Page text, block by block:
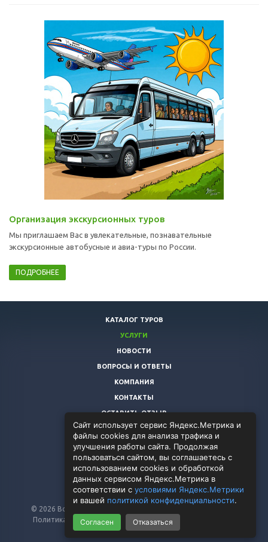
Организация экскурсионных туров
Мы приглашаем Вас в увлекательные, познавательные
экскурсионные автобусные и авиа-туры по России.
ПОДРОБНЕЕ
КАТАЛОГ ТУРОВ
УСЛУГИ
НОВОСТИ
ВОПРОСЫ И ОТВЕТЫ
КОМПАНИЯ
КОНТАКТЫ
ОСТАВИТЬ ОТЗЫВ
8 (8172)72-10-77
rustour.vlg@mail.ru
© 2026 Все права защищены. Разработка сайта:
Политика в отношении обработки персональных данных
Сайт использует сервис Яндекс.Метрика и
файлы cookies для анализа трафика и
улучшения работы сайта. Продолжая
пользоваться сайтом, вы соглашаетесь с
использованием cookies и обработкой
данных сервисом Яндекс.Метрика в
соответствии с условиями Яндекс.Метрики
и вашей политикой конфиденциальности.
Согласен Отказаться